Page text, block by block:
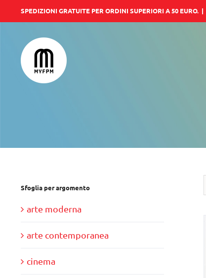
al
contenuto
SPEDIZIONI GRATUITE PER ORDINI SUPERIORI A 50 EURO. |
Sfoglia per argomento
arte moderna
arte contemporanea
cinema